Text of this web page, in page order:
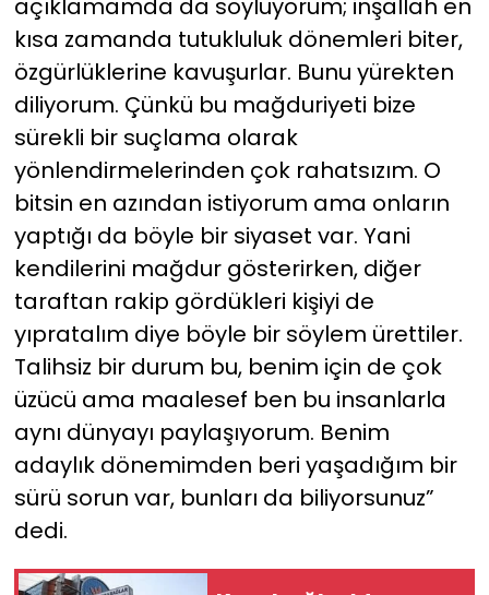
açıklamamda da söylüyorum; inşallah en
kısa zamanda tutukluluk dönemleri biter,
özgürlüklerine kavuşurlar. Bunu yürekten
diliyorum. Çünkü bu mağduriyeti bize
sürekli bir suçlama olarak
yönlendirmelerinden çok rahatsızım. O
bitsin en azından istiyorum ama onların
yaptığı da böyle bir siyaset var. Yani
kendilerini mağdur gösterirken, diğer
taraftan rakip gördükleri kişiyi de
yıpratalım diye böyle bir söylem ürettiler.
Talihsiz bir durum bu, benim için de çok
üzücü ama maalesef ben bu insanlarla
aynı dünyayı paylaşıyorum. Benim
adaylık dönemimden beri yaşadığım bir
sürü sorun var, bunları da biliyorsunuz”
dedi.